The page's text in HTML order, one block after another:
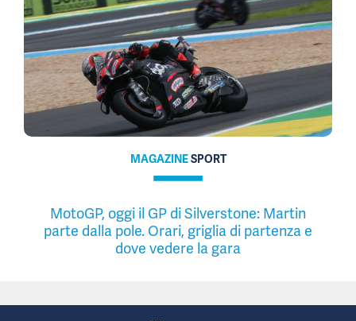
MAGAZINESPORT
MotoGP, oggi il GP di Silverstone: Martin
parte dalla pole. Orari, griglia di partenza e
dove vedere la gara